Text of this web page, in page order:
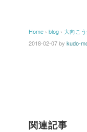
Home › blog › 大向こ
2018-02-07by kudo-
関連記事